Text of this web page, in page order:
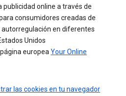
online a través de
consumidores creadas de
en diferentes
Unidos
europeaYour Online
las cookies en tu navegador